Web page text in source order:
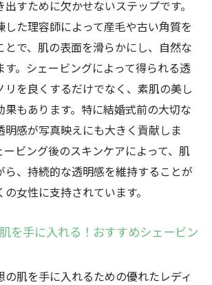
すために欠かせないステップです。
した理容師によって産毛や古い角質を
とで、肌の表面を滑らかにし、自然な
す。シェービングによって得られる透
リを良くするだけでなく、素肌の美し
果もあります。特に結婚式前の大切な
明感が写真映えにも大きく貢献しま
ービング後のスキンケアによって、肌
ら、持続的な透明感を維持することが
女性に支持されています。
を手に入れる！おすすめシェービン
肌を手に入れるための優れたレディ